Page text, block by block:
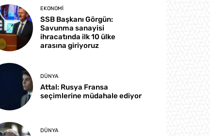
EKONOMI
SSB Başkanı Görgün:
Savunma sanayisi
ihracatında ilk 10 ülke
arasına giriyoruz
DÜNYA
Attal: Rusya Fransa
seçimlerine müdahale ediyor
DÜNYA